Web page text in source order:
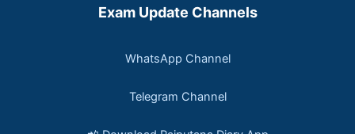
Exam Update Channels
WhatsApp Channel
Telegram Channel